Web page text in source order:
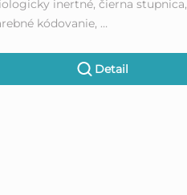
Detail
inertné, čierna stupnica,
kódovanie, …